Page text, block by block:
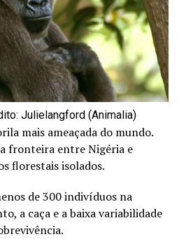
Julielangford (Animalia)
mais ameaçada do mundo.
fronteira entre Nigéria e
florestais isolados.
de 300 indivíduos na
a caça e a baixa variabilidade